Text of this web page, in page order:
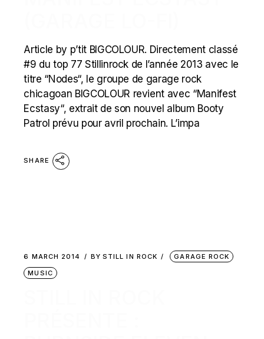
Article by p’tit BIGCOLOUR. Directement classé
#9 du top 77 Stillinrock de l’année 2013 avec le
titre “Nodes“, le groupe de garage rock
chicagoan BIGCOLOUR revient avec “Manifest
Ecstasy“, extrait de son nouvel album Booty
Patrol prévu pour avril prochain. L’impa
SHARE
6 MARCH 2014 BY STILL IN ROCK
GARAGE ROCK
MUSIC